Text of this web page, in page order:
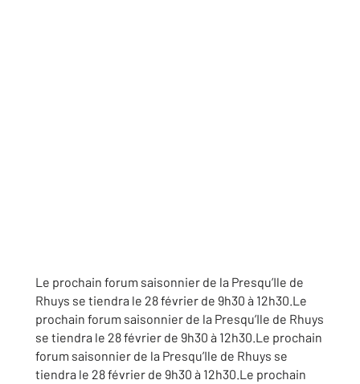
Le prochain forum saisonnier de la Presqu’Ile de
Rhuys se tiendra le 28 février de 9h30 à 12h30.Le
prochain forum saisonnier de la Presqu’Ile de Rhuys
se tiendra le 28 février de 9h30 à 12h30.Le prochain
forum saisonnier de la Presqu’Ile de Rhuys se
tiendra le 28 février de 9h30 à 12h30.Le prochain